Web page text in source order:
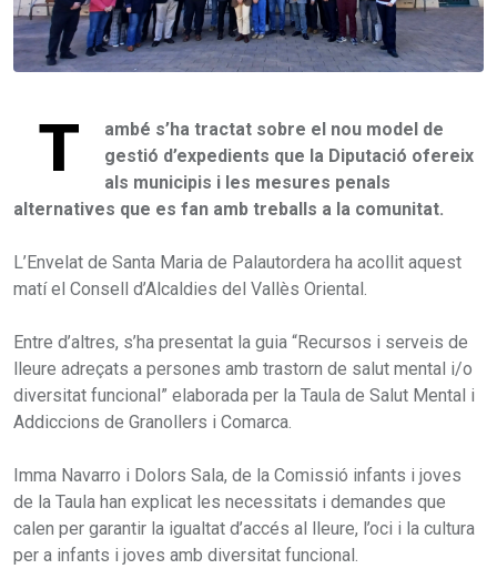
T
ambé s’ha tractat sobre el nou model de
gestió d’expedients que la Diputació ofereix
als municipis i les mesures penals
alternatives que es fan amb treballs a la comunitat.
L’Envelat de Santa Maria de Palautordera ha acollit aquest
matí el Consell d’Alcaldies del Vallès Oriental.
Entre d’altres, s’ha presentat la guia “Recursos i serveis de
lleure adreçats a persones amb trastorn de salut mental i/o
diversitat funcional” elaborada per la Taula de Salut Mental i
Addiccions de Granollers i Comarca.
Imma Navarro i Dolors Sala, de la Comissió infants i joves
de la Taula han explicat les necessitats i demandes que
calen per garantir la igualtat d’accés al lleure, l’oci i la cultura
per a infants i joves amb diversitat funcional.